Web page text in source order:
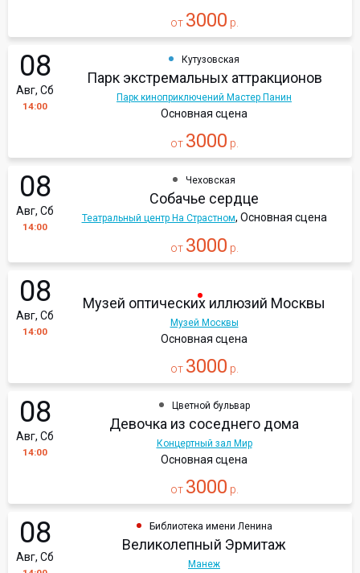
от 3000 р.
08
Авг, Сб
14:00
Кутузовская
Парк экстремальных аттракционов
Парк киноприключений Мастер Панин
Основная сцена
от 3000 р.
08
Авг, Сб
14:00
Чеховская
Собачье сердце
Театральный центр На Страстном, Основная сцена
от 3000 р.
08
Авг, Сб
14:00
Музей оптических иллюзий Москвы
Музей Москвы
Основная сцена
от 3000 р.
08
Авг, Сб
14:00
Цветной бульвар
Девочка из соседнего дома
Концертный зал Мир
Основная сцена
от 3000 р.
08
Авг, Сб
Библиотека имени Ленина
Великолепный Эрмитаж
Манеж